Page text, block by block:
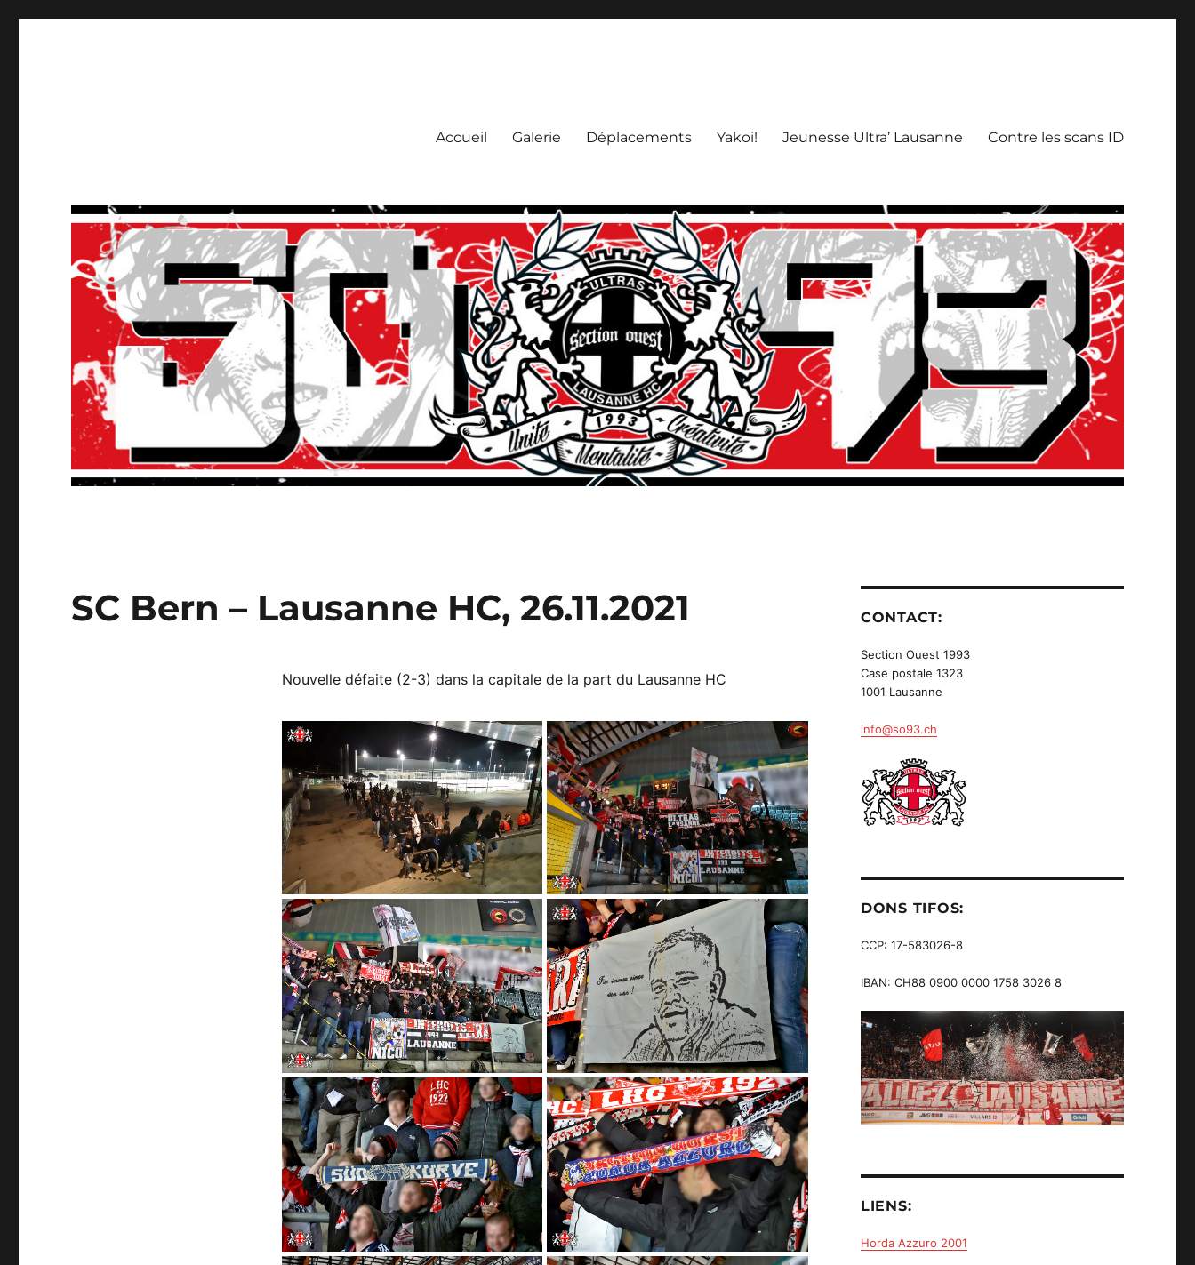
Accueil Galerie Déplacements Yakoi! Jeunesse Ultra’ Lausanne Contre les scans ID
SC Bern – Lausanne HC, 26.11.2021
Nouvelle défaite (2-3) dans la capitale de la part du Lausanne HC
CONTACT:
Section Ouest 1993
Case postale 1323
1001 Lausanne
info@so93.ch
DONS TIFOS:
CCP: 17-583026-8
IBAN: CH88 0900 0000 1758 3026 8
LIENS:
Horda Azzuro 2001